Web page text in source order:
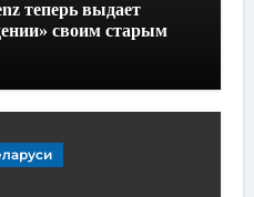
теперь выдает
своим старым